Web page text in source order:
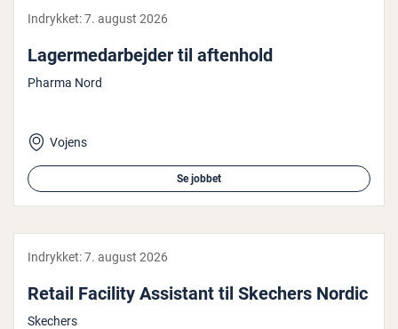
Indrykket:7. august 2026
La­ger­me­d­ar­bej­der til aftenhold
Pharma Nord
Vojens
Se jobbet
Indrykket:7. august 2026
Retail Facility Assistant til Skechers Nordic
Skechers